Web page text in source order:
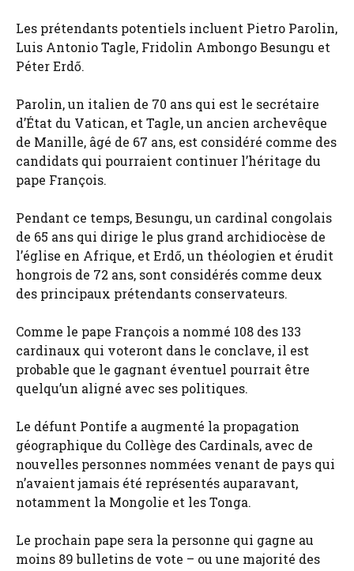
Les prétendants potentiels incluent Pietro Parolin,
Luis Antonio Tagle, Fridolin Ambongo Besungu et
Péter Erdő.
Parolin, un italien de 70 ans qui est le secrétaire
d’État du Vatican, et Tagle, un ancien archevêque
de Manille, âgé de 67 ans, est considéré comme des
candidats qui pourraient continuer l’héritage du
pape François.
Pendant ce temps, Besungu, un cardinal congolais
de 65 ans qui dirige le plus grand archidiocèse de
l’église en Afrique, et Erdő, un théologien et érudit
hongrois de 72 ans, sont considérés comme deux
des principaux prétendants conservateurs.
Comme le pape François a nommé 108 des 133
cardinaux qui voteront dans le conclave, il est
probable que le gagnant éventuel pourrait être
quelqu’un aligné avec ses politiques.
Le défunt Pontife a augmenté la propagation
géographique du Collège des Cardinals, avec de
nouvelles personnes nommées venant de pays qui
n’avaient jamais été représentés auparavant,
notamment la Mongolie et les Tonga.
Le prochain pape sera la personne qui gagne au
moins 89 bulletins de vote – ou une majorité des